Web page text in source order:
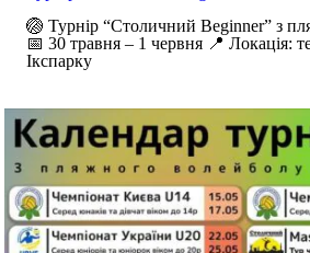
🏐 Турнір “Столичний Beginner” з
📅 30 травня – 1 червня 📍 Локація:
Ікспарку